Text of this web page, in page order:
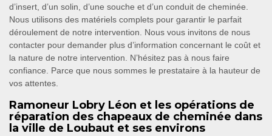
d’insert, d’un solin, d’une souche et d’un conduit de cheminée.
Nous utilisons des matériels complets pour garantir le parfait
déroulement de notre intervention. Nous vous invitons de nous
contacter pour demander plus d’information concernant le coût et
la nature de notre intervention. N’hésitez pas à nous faire
confiance. Parce que nous sommes le prestataire à la hauteur de
vos attentes.
Ramoneur Lobry Léon et les opérations de
réparation des chapeaux de cheminée dans
la ville de Loubaut et ses environs